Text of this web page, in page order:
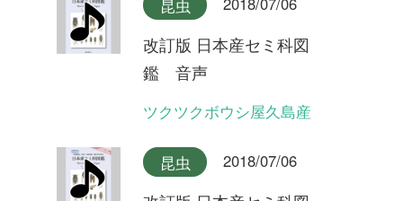
ヒグラシ(夜明けの合唱)
昆虫 2018/07/06
鑑 音声
イワサキヒメハルゼミ(合唱)